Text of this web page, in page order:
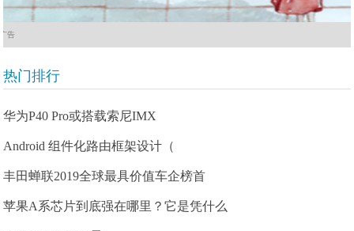
广告
热门排行
华为P40 Pro或搭载索尼IMX
Android 组件化路由框架设计（
丰田蝉联2019全球最具价值车企榜首
苹果A系芯片到底强在哪里？它是凭什么